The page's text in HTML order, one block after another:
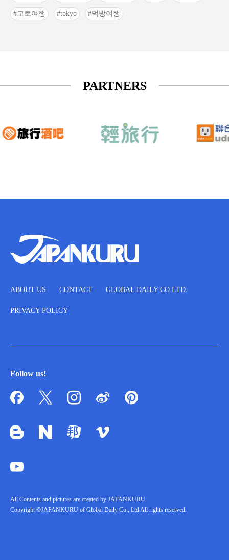
교토여행 tokyo 먹방여행
PARTNERS
ABOUT US CONTACT GLOBAL DAILY CO.LTD.
PRIVACY POLICY
Follow us!
All Contents and pictures are created by JAPANKURU
Copyright ©JAPANKURU of Global Daily Co., Ltd All rights reserved.